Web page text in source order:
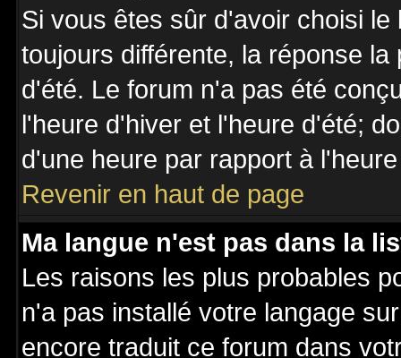
Si vous êtes sûr d'avoir choisi
toujours différente, la réponse
d'été. Le forum n'a pas été
l'heure d'hiver et l'heure d'été;
d'une heure par rapport à
Revenir en haut de page
Ma langue n'est pas dans la
Les raisons les plus probables
n'a pas installé votre langage
encore traduit ce forum dans